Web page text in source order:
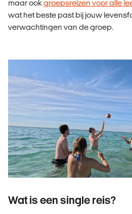
maar ookgroepsreizen voor alle
wat het beste past bij jouw
verwachtingen van de groep.
Wat is een single reis?